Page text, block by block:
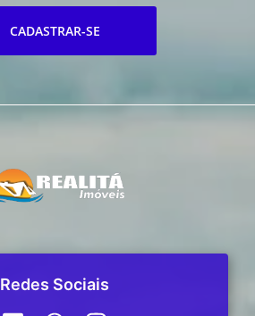
CADASTRAR-SE
Redes Sociais